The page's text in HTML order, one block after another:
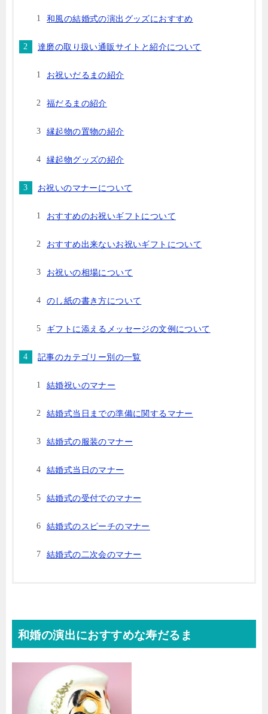
和風の結婚式の演出グッズにおすすめ
達磨の取り扱い通販サイトと紹介について
お祝いだるまの紹介
福だるまの紹介
縁起物の置物の紹介
縁起物グッズの紹介
お祝いのマナーについて
おすすめのお祝いギフトについて
おすすめ出来ないお祝いギフトについて
お祝いの相場について
のし紙の書き方について
ギフトに添えるメッセージの文例について
記事のカテゴリー別の一覧
結婚祝いのマナー
結婚式当日までの準備に関するマナー
結婚式の服装のマナー
結婚式当日のマナー
結婚式の受付でのマナー
結婚式のスピーチのマナー
結婚式の二次会のマナー
和婚の演出におすすめな寿だるま